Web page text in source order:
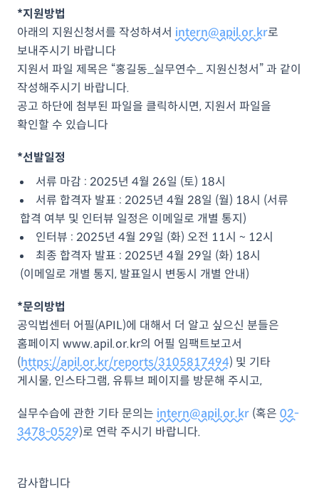
*지원방법
아래의 지원신청서를 작성하셔서 intern@apil.or.kr로
보내주시기 바랍니다
지원서 파일 제목은 “홍길동_실무연수_ 지원신청서” 과 같이
작성해주시기 바랍니다.
공고 하단에 첨부된 파일을 클릭하시면, 지원서 파일을
확인할 수 있습니다
*선발일정
서류 마감 : 2025년 4월 26일 (토) 18시
서류 합격자 발표 : 2025년 4월 28일 (월) 18시 (서류
합격 여부 및 인터뷰 일정은 이메일로 개별 통지)
인터뷰 : 2025년 4월 29일 (화) 오전 11시 ~ 12시
최종 합격자 발표 : 2025년 4월 29일 (화) 18시
(이메일로 개별 통지, 발표일시 변동시 개별 안내)
*문의방법
공익법센터 어필(APIL)에 대해서 더 알고 싶으신 분들은
홈페이지 www.apil.or.kr의 어필 임팩트보고서
(https://apil.or.kr/reports/3105817494) 및 기타
게시물, 인스타그램, 유튜브 페이지를 방문해 주시고,
실무수습에 관한 기타 문의는 intern@apil.or.kr (혹은 02-
3478-0529)로 연락 주시기 바랍니다.
감사합니다